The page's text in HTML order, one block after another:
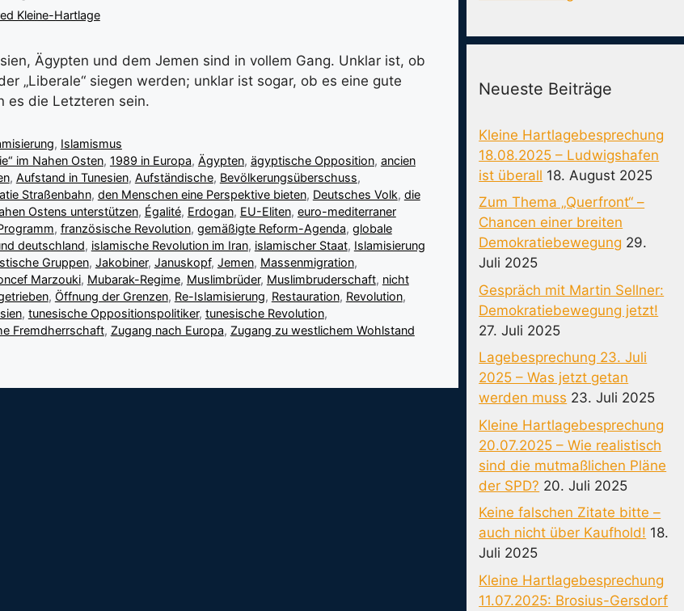
Kleine-Hartlage
Ägypten und dem Jemen sind in vollem Gang. Unklar ist, ob
„Liberale“ siegen werden; unklar ist sogar, ob es eine gute
es die Letzteren sein.
, Islamismus
im Nahen Osten, 1989 in Europa, Ägypten, ägyptische Opposition, ancien
, Aufstand in Tunesien, Aufständische, Bevölkerungsüberschuss,
Straßenbahn, den Menschen eine Perspektive bieten, Deutsches Volk, die
Ostens unterstützen, Égalité, Erdogan, EU-Eliten, euro-mediterraner
, französische Revolution, gemäßigte Reform-Agenda, globale
deutschland, islamische Revolution im Iran, islamischer Staat, Islamisierung
Gruppen, Jakobiner, Januskopf, Jemen, Massenmigration,
Marzouki, Mubarak-Regime, Muslimbrüder, Muslimbruderschaft, nicht
, Öffnung der Grenzen, Re-Islamisierung, Restauration, Revolution,
, tunesische Oppositionspolitiker, tunesische Revolution,
Fremdherrschaft, Zugang nach Europa, Zugang zu westlichem Wohlstand
Neueste Beiträge
Kleine Hartlagebesprechung
18.08.2025 – Ludwigshafen
ist überall 18. August 2025
Zum Thema „Querfront“ –
Chancen einer breiten
Demokratiebewegung 29.
Juli 2025
Gespräch mit Martin Sellner:
Demokratiebewegung jetzt!
27. Juli 2025
Lagebesprechung 23. Juli
2025 – Was jetzt getan
werden muss 23. Juli 2025
Kleine Hartlagebesprechung
20.07.2025 – Wie realistisch
sind die mutmaßlichen Pläne
der SPD? 20. Juli 2025
Keine falschen Zitate bitte –
auch nicht über Kaufhold! 18.
Juli 2025
Kleine Hartlagebesprechung
11.07.2025: Brosius-Gersdorf